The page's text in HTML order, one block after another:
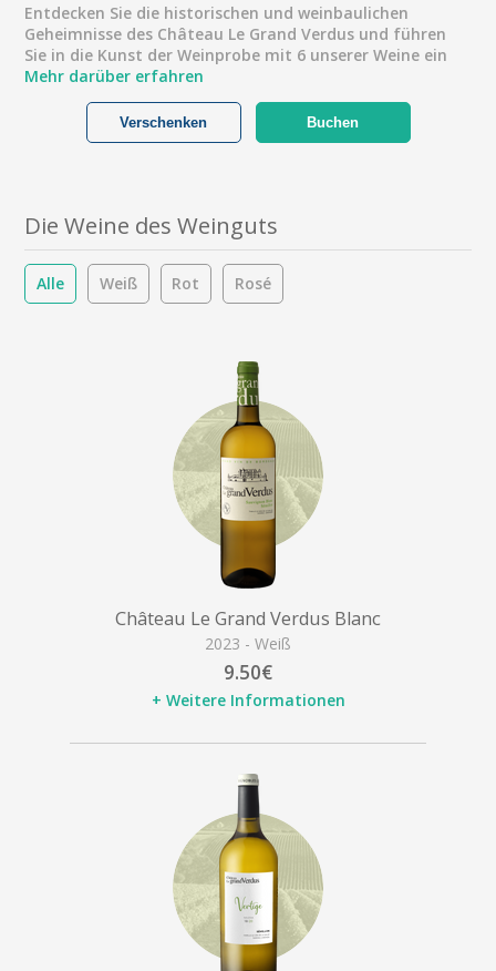
Entdecken Sie die historischen und weinbaulichen
Geheimnisse des Château Le Grand Verdus und führen
Sie in die Kunst der Weinprobe mit 6 unserer Weine ein
Mehr darüber erfahren
Buchen
Verschenken
Die Weine des Weinguts
Alle Weiß Rot Rosé
Château Le Grand Verdus Blanc
2023 - Weiß
9.50€
+ Weitere Informationen